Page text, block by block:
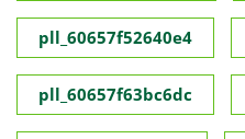
pll_60657f52640e4
pll_60657f63bc6dc